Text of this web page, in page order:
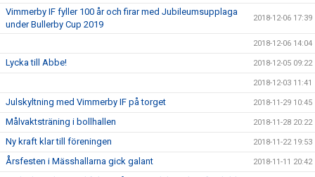
Vimmerby IF fyller 100 år och firar med Jubileumsupplaga
under Bullerby Cup 2019
2018-12-06 17:39
2018-12-06 14:04
Lycka till Abbe! 2018-12-05 09:22
2018-12-03 11:41
Julskyltning med Vimmerby IF på torget 2018-11-29 10:45
Målvaktsträning i bollhallen 2018-11-28 20:22
Ny kraft klar till föreningen 2018-11-22 19:53
Årsfesten i Mässhallarna gick galant 2018-11-11 20:42